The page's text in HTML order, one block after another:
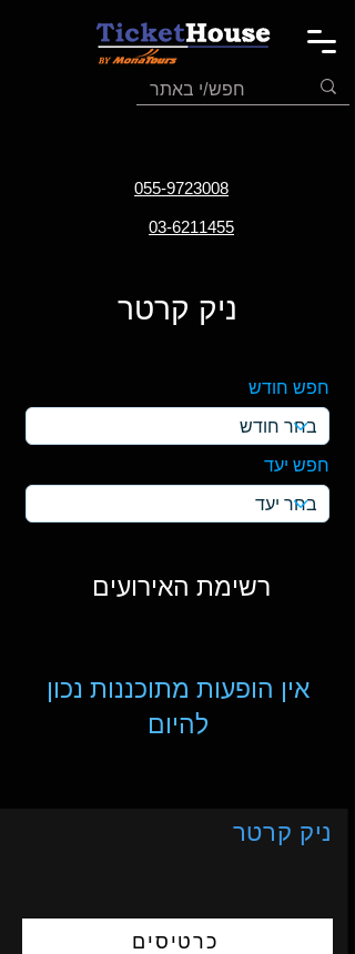
055-9723008
03-6211455
ניק קרטר
חפש חודש
חפש יעד
רשימת האירועים
אין הופעות מתוכננות נכון
להיום
ניק קרטר
כרטיסים